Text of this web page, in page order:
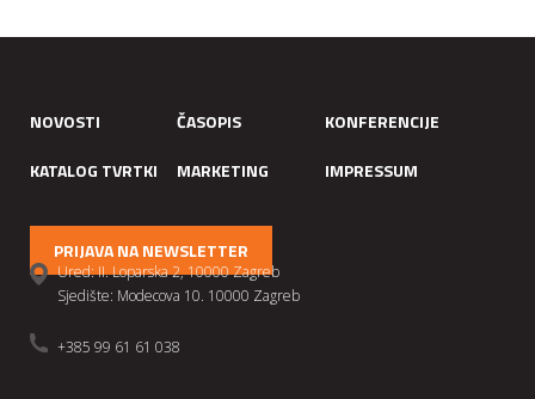
NOVOSTI ČASOPIS
KONFERENCIJE
KATALOG TVRTKI
MARKETING IMPRESSUM
PRIJAVA NA NEWSLETTER
Ured: II. Loparska 2, 10000 Zagreb
Sjedište: Modecova 10. 10000 Zagreb
+385 99 61 61 038